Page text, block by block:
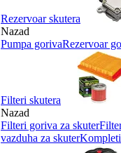
Rezervoar skutera
Nazad
Pumpa gorivaRezervoar
Filteri skutera
Nazad
Filteri goriva za skuter
vazduha za skuterKompleti